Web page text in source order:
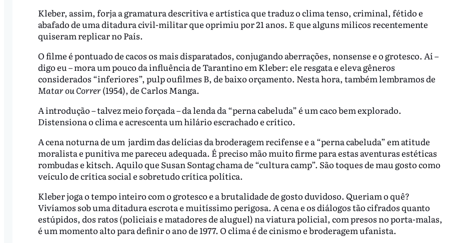
Kleber, assim, forja a gramatura descritiva e artística que traduz o clima tenso, criminal, fétido e
abafado de uma ditadura civil-militar que oprimiu por 21 anos. E que alguns milicos recentemente
quiseram replicar no País.
O filme é pontuado de cacos os mais disparatados, conjugando aberrações, nonsense e o grotesco. Aí –
digo eu – mora um pouco da influência de Tarantino em Kleber: ele resgata e eleva gêneros
considerados “inferiores”, pulp oufilmes B, de baixo orçamento. Nesta hora, também lembramos de
Matar ou Correr(1954), de Carlos Manga.
A introdução – talvez meio forçada – da lenda da “perna cabeluda” é um caco bem explorado.
Distensiona o clima e acrescenta um hilário escrachado e crítico.
A cena noturna de um jardim das delícias da broderagem recifense e a “perna cabeluda” em atitude
moralista e punitiva me pareceu adequada. É preciso mão muito firme para estas aventuras estéticas
rombudas e kitsch. Aquilo que Susan Sontag chama de “cultura camp”. São toques de mau gosto como
veículo de crítica social e sobretudo crítica política.
Kleber joga o tempo inteiro com o grotesco e a brutalidade de gosto duvidoso. Queriam o quê?
Vivíamos sob uma ditadura escrota e muitíssimo perigosa. A cena e os diálogos tão cifrados quanto
estúpidos, dos ratos (policiais e matadores de aluguel) na viatura policial, com presos no porta-malas,
é um momento alto para definir o ano de 1977. O clima é de cinismo e broderagem ufanista.